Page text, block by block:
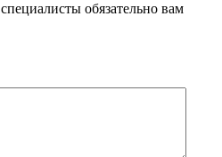
обязательно вам